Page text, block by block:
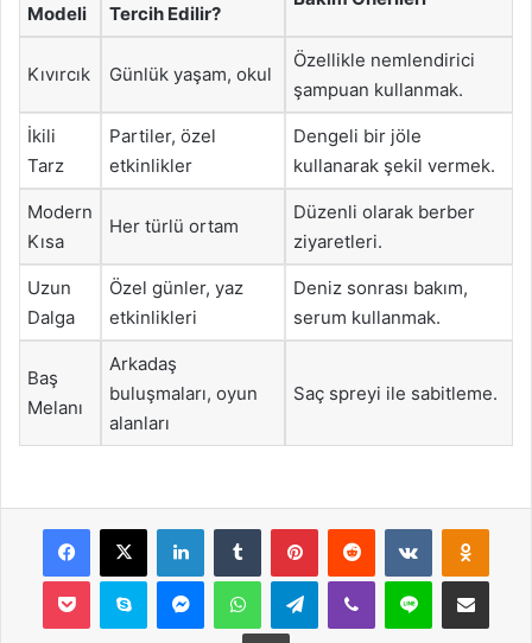
Modeli
Tercih Edilir?
Kıvırcık Günlük yaşam, okul
Özellikle nemlendirici
şampuan kullanmak.
İkili
Tarz
Partiler, özel
etkinlikler
Dengeli bir jöle
kullanarak şekil vermek.
Modern
Kısa
Her türlü ortam
Düzenli olarak berber
ziyaretleri.
Uzun
Dalga
Özel günler, yaz
etkinlikleri
Deniz sonrası bakım,
serum kullanmak.
Baş
Melanı
Arkadaş
buluşmaları, oyun
alanları
Saç spreyi ile sabitleme.
Facebook
X LinkedInTumblr PinterestReddit VKontakte
Pocket Skype MessengerWhatsAppTelegramViber Line E-Posta ile
Yazdır